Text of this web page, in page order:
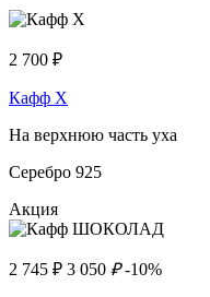
2 700 ₽
Кафф Х
На верхнюю часть уха
Серебро 925
Акция
2 745 ₽ 3 050 ₽ -10%